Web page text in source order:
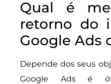
Qual é
retorno do
Google Ads
Depende dos seus
Google Ads é